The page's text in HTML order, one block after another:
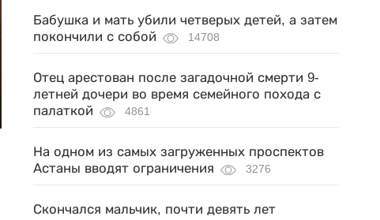
Бабушка и мать убили четверых детей, а затем
покончили с собой
14708
Отец арестован после загадочной смерти 9-
летней дочери во время семейного похода с
палаткой
4861
На одном из самых загруженных проспектов
Астаны вводят ограничения
3276
Скончался мальчик, почти девять лет